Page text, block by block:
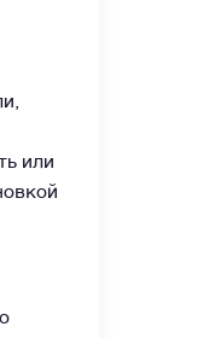
или